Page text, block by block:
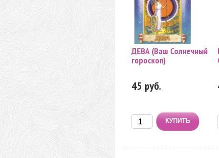
ДЕВА (Ваш Солнечный
гороскоп)
45 руб.